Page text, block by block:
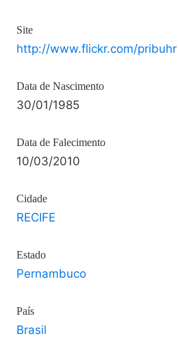
Site
http://www.flickr.com/pribuhr
Data de Nascimento
30/01/1985
Data de Falecimento
10/03/2010
Cidade
RECIFE
Estado
Pernambuco
País
Brasil